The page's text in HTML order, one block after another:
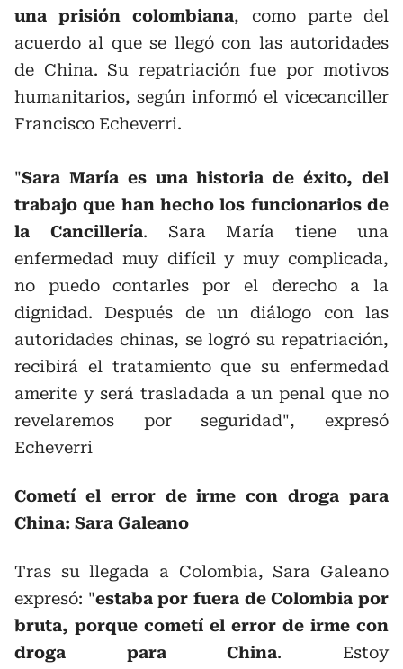
una prisión colombiana, como parte del
acuerdo al que se llegó con las autoridades
de China. Su repatriación fue por motivos
humanitarios, según informó el vicecanciller
Francisco Echeverri.
"Sara María es una historia de éxito, del
trabajo que han hecho los funcionarios de
la Cancillería. Sara María tiene una
enfermedad muy difícil y muy complicada,
no puedo contarles por el derecho a la
dignidad. Después de un diálogo con las
autoridades chinas, se logró su repatriación,
recibirá el tratamiento que su enfermedad
amerite y será trasladada a un penal que no
revelaremos por seguridad", expresó
Echeverri
Cometí el error de irme con droga para
China: Sara Galeano
Tras su llegada a Colombia, Sara Galeano
expresó: "estaba por fuera de Colombia por
bruta, porque cometí el error de irme con
droga para China. Estoy